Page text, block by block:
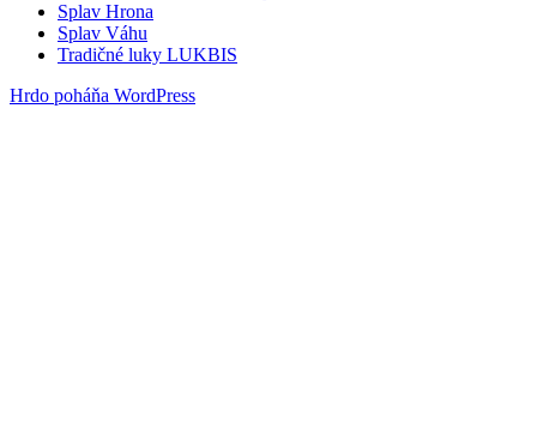
Splav Hrona
Splav Váhu
Tradičné luky LUKBIS
Hrdo poháňa WordPress